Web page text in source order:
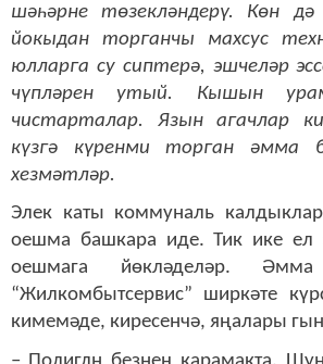
шәһәрне төзекләндерү. Көн
йокыдан торганчы махсус
юлларга су сиптерә, эшчеләр
чүпләрен утый. Кышын
чистарталар. Язын агачлар
күзгә күренми торган әмма
хезмәтләр.
Элек каты коммуналь
оешма башкара иде. Тик ике ел
оешмага йөкләделәр.
“Жилкомбытсервис” ширкәте
кимемәде, киресенчә, яңалары